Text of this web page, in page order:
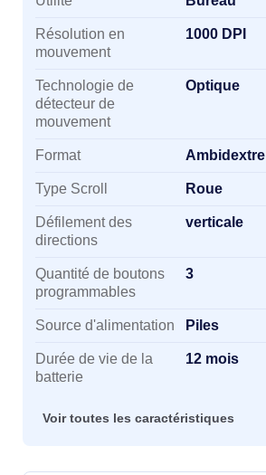
Résolution en
mouvement
1000 DPI
Technologie de
détecteur de
mouvement
Optique
Format Ambidextre
Type Scroll Roue
Défilement des
directions
verticale
Quantité de boutons
programmables
3
Source d'alimentation Piles
Durée de vie de la
batterie
12 mois
Voir toutes les caractéristiques